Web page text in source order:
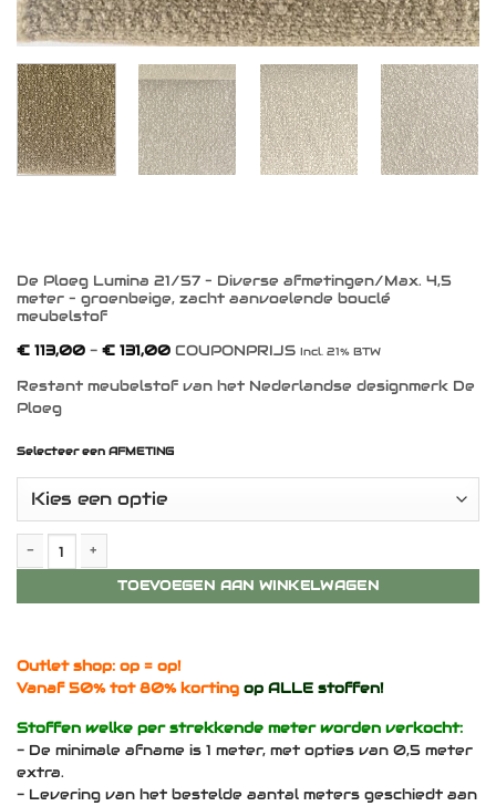
De Ploeg Lumina 21/57 – Diverse afmetingen/Max. 4,5
meter – groenbeige, zacht aanvoelende bouclé
meubelstof
€ 113,00 - € 131,00Prijsklasse:
tot
€ 131,00
COUPONPRIJS Incl. 21% BTW
Restant meubelstof van het Nederlandse designmerk De
Ploeg
Selecteer een AFMETING
De Ploeg Lumina 21/57 - Diverse afmetingen/Max. 4,5 meter -
TOEVOEGEN AAN WINKELWAGEN
Outlet shop: op = op!
Vanaf 50% tot 80% korting op ALLE stoffen!
Stoffen welke per strekkende meter worden verkocht:
- De minimale afname is 1 meter, met opties van 0,5 meter
extra.
- Levering van het bestelde aantal meters geschiedt aan